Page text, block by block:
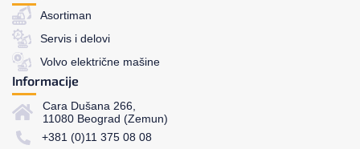
Asortiman
Servis i delovi
Volvo električne mašine
Informacije
Cara Dušana 266,
11080 Beograd (Zemun)
+381 (0)11 375 08 08